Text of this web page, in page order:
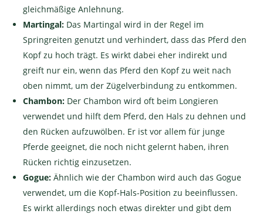
gleichmäßige Anlehnung.
Martingal:Das Martingal wird in der Regel im
Springreiten genutzt und verhindert, dass das Pferd den
Kopf zu hoch trägt. Es wirkt dabei eher indirekt und
greift nur ein, wenn das Pferd den Kopf zu weit nach
oben nimmt, um der Zügelverbindung zu entkommen.
Chambon:Der Chambon wird oft beim Longieren
verwendet und hilft dem Pferd, den Hals zu dehnen und
den Rücken aufzuwölben. Er ist vor allem für junge
Pferde geeignet, die noch nicht gelernt haben, ihren
Rücken richtig einzusetzen.
Gogue:Ähnlich wie der Chambon wird auch das Gogue
verwendet, um die Kopf-Hals-Position zu beeinflussen.
Es wirkt allerdings noch etwas direkter und gibt dem